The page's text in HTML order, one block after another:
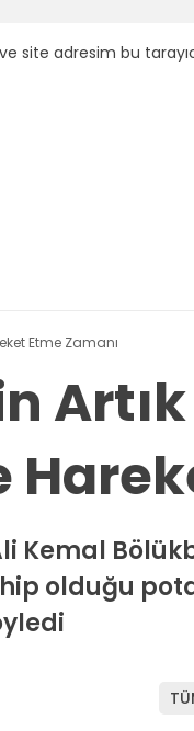
site adresim bu
Etme Zamanı
Kemal
olduğu